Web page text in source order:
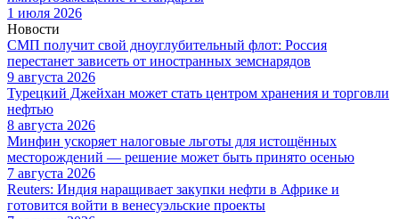
1 июля 2026
Новости
СМП получит свой дноуглубительный флот: Россия
перестанет зависеть от иностранных земснарядов
9 августа 2026
Турецкий Джейхан может стать центром хранения и торговли
нефтью
8 августа 2026
Минфин ускоряет налоговые льготы для истощённых
месторождений — решение может быть принято осенью
7 августа 2026
Reuters: Индия наращивает закупки нефти в Африке и
готовится войти в венесуэльские проекты